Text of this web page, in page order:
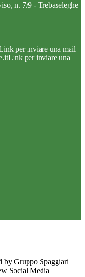
n. 7/9 - Trebaseleghe
per inviare una mail
Link per inviare una
by Gruppo Spaggiari
Social Media